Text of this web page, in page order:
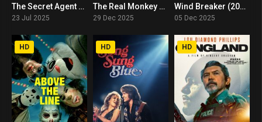
7.2The Secret Agent (2025) ประเทศนี้ อยู่เฉย ๆ ก็ผิดได้
23 Jul 2025
5.4
The Real Monkey King: Bufashan (2025) ซุนหงอคง คำสาปบ่วงรัดเกล้า
29 Dec 2025
5.9
Wind Breaker (2025) นักเลงผู้พิทักษ์
05 Dec 2025
HD HD HD